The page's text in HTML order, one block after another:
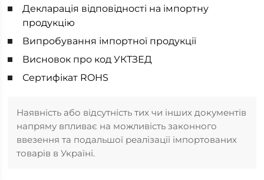
Декларація відповідності на імпортну
продукцію
Випробування імпортної продукції
Висновок про код УКТЗЕД
Сертифікат ROHS
Наявність або відсутність тих чи інших документів
напряму впливає на можливість законного
ввезення та подальшої реалізації імпортованих
товарів в Україні.